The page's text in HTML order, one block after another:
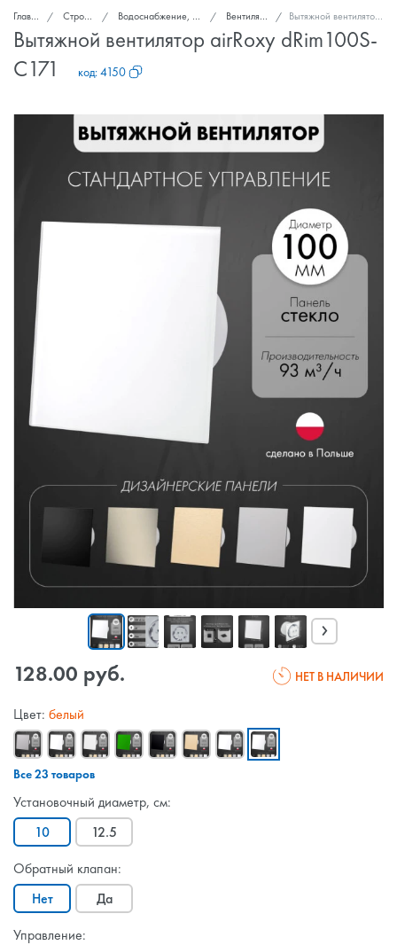
Главная Стройка и ремонт Водоснабжение, канализация, вентиляция Вентиляторы вытяжные Вытяжной вентилятор airRoxy dRim100S-C171
Вытяжной вентилятор airRoxy dRim100S-
C171
код:4150
›
128.00 руб. НЕТ В НАЛИЧИИ
Цвет: белый
Все 23 товаров
Установочный диаметр, см:
10
12.5
Обратный клапан:
Нет
Да
Управление: